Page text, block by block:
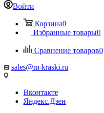
Войти
Корзина0
Избранные товары0
Сравнение товаров0
sales@m-kraski.ru
Вконтакте
Яндекс.Дзен